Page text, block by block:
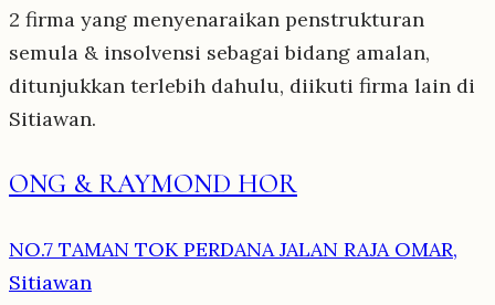
2 firma yang menyenaraikan penstrukturan
semula & insolvensi sebagai bidang amalan,
ditunjukkan terlebih dahulu, diikuti firma lain di
Sitiawan.
ONG & RAYMOND HOR
NO.7 TAMAN TOK PERDANA JALAN RAJA OMAR,
Sitiawan